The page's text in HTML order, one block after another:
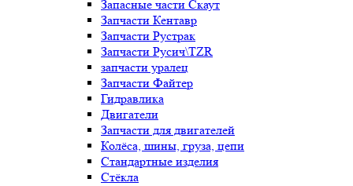
Запасные части Скаут
Запчасти Кентавр
Запчасти Рустрак
Запчасти Русич\TZR
запчасти уралец
Запчасти Файтер
Гидравлика
Двигатели
Запчасти для двигателей
Колёса, шины, груза, цепи
Стандартные изделия
Стёкла